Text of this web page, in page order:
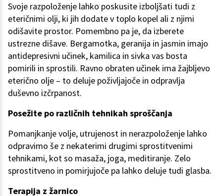
Svoje razpoloženje lahko poskusite izboljšati tudi z
eteričnimi olji, ki jih dodate v toplo kopel ali z njimi
odišavite prostor. Pomembno pa je, da izberete
ustrezne dišave. Bergamotka, geranija in jasmin imajo
antidepresivni učinek, kamilica in sivka vas bosta
pomirili in sprostili. Ravno obraten učinek ima žajbljevo
eterično olje – to deluje poživljajoče in odpravlja
duševno izčrpanost.
Posežite po različnih tehnikah sproščanja
Pomanjkanje volje, utrujenost in nerazpoloženje lahko
odpravimo še z nekaterimi drugimi sprostitvenimi
tehnikami, kot so masaža, joga, meditiranje. Zelo
sprostitveno in pomirjujoče pa lahko deluje tudi glasba.
Terapija z žarnico